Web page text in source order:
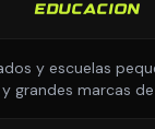
EDUCACION
y escuelas
grandes marcas